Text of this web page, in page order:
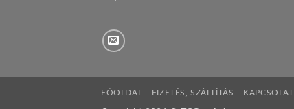
FŐOLDAL FIZETÉS, SZÁLLÍTÁS KAPCSOLAT